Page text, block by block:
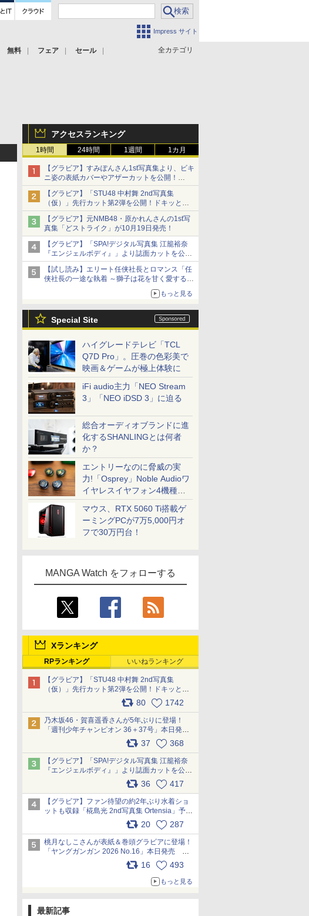
Impress サイト
全カテゴリ
無料 フェア セール
アクセスランキング
1時間 24時間 1週間 1カ月
【グラビア】すみぽんさん1st写真集より、ビキ
ニ姿の表紙カバーやアザーカットを公開！
タイトルは「offcourt（オフコート）」に決定
【グラビア】「STU48 中村舞 2nd写真集
（仮）」先行カット第2弾を公開！ドキッとす
るランジェリーカットなど新たな挑戦
【グラビア】元NMB48・原かれんさんの1st写
真集「どストライク」が10月19日発売！
【グラビア】「SPA!デジタル写真集 江籠裕奈
『エンジェルボディ』」より誌面カットを公
開！
【試し読み】エリート任侠社長とロマンス「任
侠社長の一途な執着 ～獅子は花を甘く愛する
もっと見る
Special Site
ハイグレードテレビ「TCL
Q7D Pro」。圧巻の色彩美で
映画＆ゲームが極上体験に
iFi audio主力「NEO Stream
3」「NEO iDSD 3」に迫る
総合オーディオブランドに進
化するSHANLINGとは何者
か？
エントリーなのに脅威の実
力!「Osprey」Noble Audioワ
イヤレスイヤフォン4機種を
一気に聴く
マウス、RTX 5060 Ti搭載ゲ
ーミングPCが7万5,000円オ
フで30万円台！
MANGA Watch をフォローする
Xランキング
RPランキング いいねランキング
【グラビア】「STU48 中村舞 2nd写真集
（仮）」先行カット第2弾を公開！ドキッとす
るランジェリーカットなど新たな挑戦
80 1742
乃木坂46・賀喜遥香さんが5年ぶりに登場！
「週刊少年チャンピオン 36＋37号」本日発
売 pic.x.com/2Mo85ZlRvK
37 368
【グラビア】「SPA!デジタル写真集 江籠裕奈
『エンジェルボディ』」より誌面カットを公
開！ pic.x.com/Yl52UEMoko 36 417
【グラビア】ファン待望の約2年ぶり水着ショ
ットも収録「椛島光 2nd写真集 Ortensia」予約
20 287
桃月なしこさんが表紙＆巻頭グラビアに登場！
「ヤングガンガン 2026 No.16」本日発売
16 493
もっと見る
最新記事